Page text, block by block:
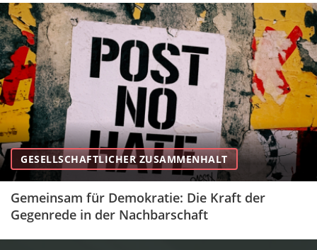
GESELLSCHAFTLICHER ZUSAMMENHALT
Gemeinsam für Demokratie: Die Kraft der
Gegenrede in der Nachbarschaft